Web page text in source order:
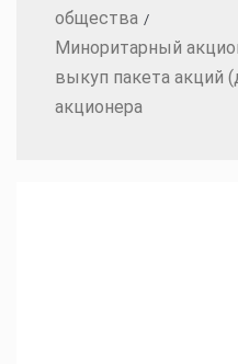
общества
Миноритарный
выкуп пакета акций
акционера